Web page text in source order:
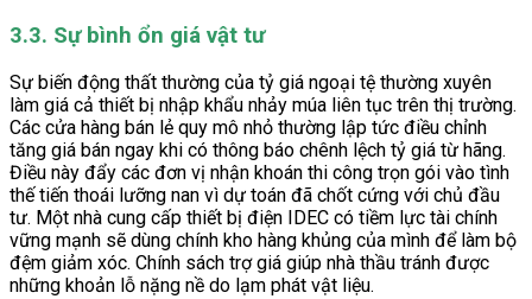
3.3. Sự bình ổn giá vật tư
Sự biến động thất thường của tỷ giá ngoại tệ thường xuyên
làm giá cả thiết bị nhập khẩu nhảy múa liên tục trên thị trường.
Các cửa hàng bán lẻ quy mô nhỏ thường lập tức điều chỉnh
tăng giá bán ngay khi có thông báo chênh lệch tỷ giá từ hãng.
Điều này đẩy các đơn vị nhận khoán thi công trọn gói vào tình
thế tiến thoái lưỡng nan vì dự toán đã chốt cứng với chủ đầu
tư. Một nhà cung cấp thiết bị điện IDEC có tiềm lực tài chính
vững mạnh sẽ dùng chính kho hàng khủng của mình để làm bộ
đệm giảm xóc. Chính sách trợ giá giúp nhà thầu tránh được
những khoản lỗ nặng nề do lạm phát vật liệu.